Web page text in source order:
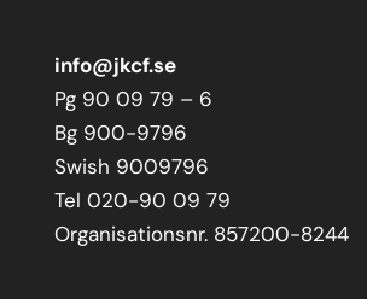
info@jkcf.se
Pg 90 09 79 – 6
Bg 900-9796
Swish 9009796
Tel 020-90 09 79
Organisationsnr. 857200-8244